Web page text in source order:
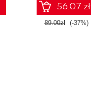
56.07 zł
89.00zł (-37%)